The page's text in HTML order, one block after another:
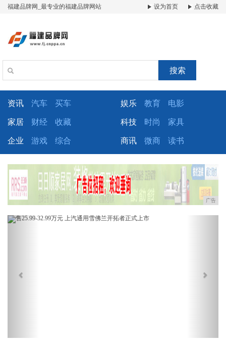
福建品牌网_最专业的福建品牌网站 设为首页 点击收藏
搜索
资讯 汽车 买车 娱乐 教育 电影
家居 财经 收藏 科技 时尚 家具
企业 游戏 综合 商讯 微商 读书
广告
Previous